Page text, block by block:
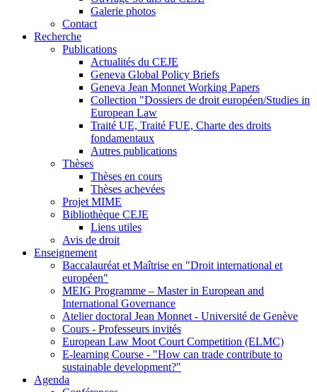
Galerie photos
Contact
Recherche
Publications
Actualités du CEJE
Geneva Global Policy Briefs
Geneva Jean Monnet Working Papers
Collection "Dossiers de droit européen/Studies in
European Law
Traité UE, Traité FUE, Charte des droits
fondamentaux
Autres publications
Thèses
Thèses en cours
Thèses achevées
Projet MIME
Bibliothèque CEJE
Liens utiles
Avis de droit
Enseignement
Baccalauréat et Maîtrise en "Droit international et
européen"
MEIG Programme – Master in European and
International Governance
Atelier doctoral Jean Monnet - Université de Genève
Cours - Professeurs invités
European Law Moot Court Competition (ELMC)
E-learning Course - "How can trade contribute to
sustainable development?"
Agenda